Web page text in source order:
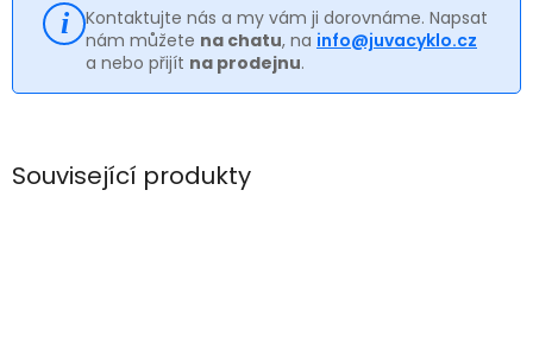
Kontaktujte nás a my vám ji dorovnáme. Napsat
nám můžete na chatu, na info@juvacyklo.cz
a nebo přijít na prodejnu.
Související produkty